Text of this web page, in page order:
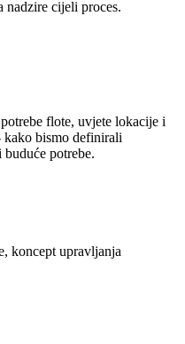
nadzire cijeli proces.
flote, uvjete lokacije i
kako bismo definirali
buduće potrebe.
koncept upravljanja